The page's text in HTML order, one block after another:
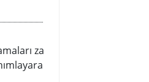
zahmetsizce çalıştırma
profiliniz ve AMD